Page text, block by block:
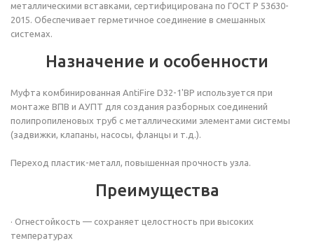
металлическими вставками, сертифицирована по ГОСТ Р 53630-
2015. Обеспечивает герметичное соединение в смешанных
системах.
Назначение и особенности
Муфта комбинированная AntiFire D32-1'ВР используется при
монтаже ВПВ и АУПТ для создания разборных соединений
полипропиленовых труб с металлическими элементами системы
(задвижки, клапаны, насосы, фланцы и т.д.).
Переход пластик-металл, повышенная прочность узла.
Преимущества
· Огнестойкость — сохраняет целостность при высоких
температурах